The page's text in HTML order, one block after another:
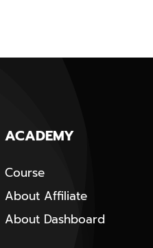
ACADEMY
Course
About Affiliate
About Dashboard